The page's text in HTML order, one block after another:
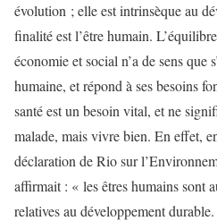
évolution ; elle est intrinsèque au
finalité est l’être humain.
économie et social n’a de sens que
humaine, et répond à ses besoins
santé est un besoin vital, et ne
malade, mais vivre bien. En effet,
déclaration de Rio sur
affirmait : « les êtres humains sont
relatives au développement